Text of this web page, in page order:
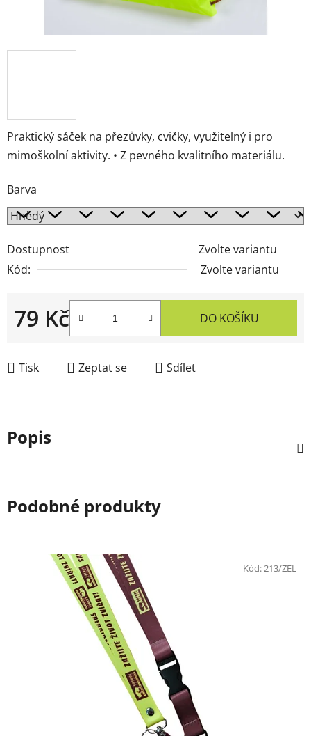
Praktický sáček na přezůvky, cvičky, využitelný i pro
mimoškolní aktivity. • Z pevného kvalitního materiálu.
Barva
Dostupnost
Zvolte variantu
Kód:
Zvolte variantu
79 Kč
Měrná cena:
DO KOŠÍKU
Tisk Zeptat se Sdílet
Popis
Podobné produkty
Kód:213/ZEL